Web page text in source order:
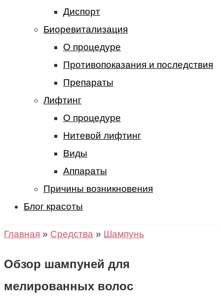
Диспорт
Биоревитализация
О процедуре
Противопоказания и последствия
Препараты
Лифтинг
О процедуре
Нитевой лифтинг
Виды
Аппараты
Причины возникновения
Блог красоты
Главная » Средства » Шампунь
Обзор шампуней для
мелированных волос